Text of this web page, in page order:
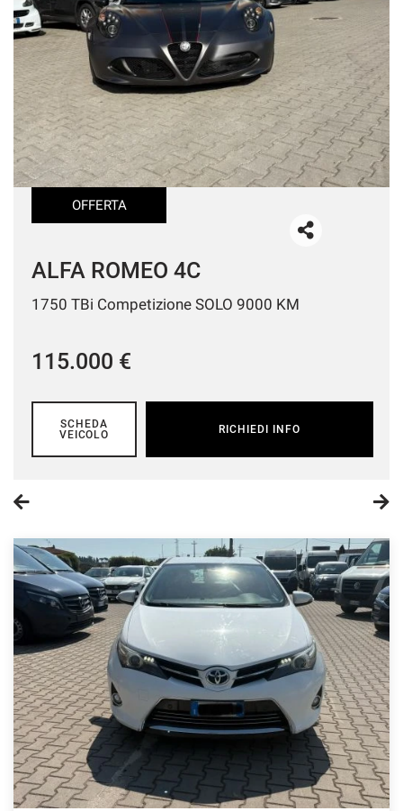
CONTATTI
OFFERTA
ALFA ROMEO 4C
1750 TBi Competizione SOLO 9000 KM
115.000 €
SCHEDA
VEICOLO
RICHIEDI INFO